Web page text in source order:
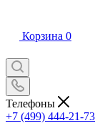
Корзина 0
Телефоны
+7 (499) 444-21-73